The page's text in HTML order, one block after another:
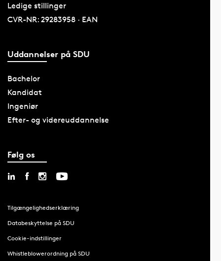
Ledige stillinger
CVR-NR: 29283958 · EAN
Uddannelser på SDU
Bachelor
Kandidat
Ingeniør
Efter- og videreuddannelse
Følg os
Tilgængelighedserklæring
Databeskyttelse på SDU
Cookie-indstillinger
Whistleblowerordning på SDU